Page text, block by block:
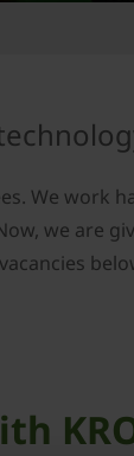
We work
we are